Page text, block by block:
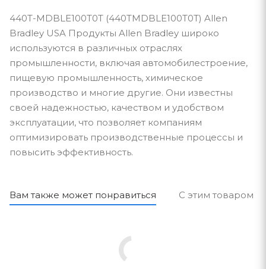
440T-MDBLE100T0T (440TMDBLE100T0T) Allen
Bradley USA Продукты Allen Bradley широко
используются в различных отраслях
промышленности, включая автомобилестроение,
пищевую промышленность, химическое
производство и многие другие. Они известны
своей надежностью, качеством и удобством
эксплуатации, что позволяет компаниям
оптимизировать производственные процессы и
повысить эффективность.
Вам также может понравиться С этим товаром